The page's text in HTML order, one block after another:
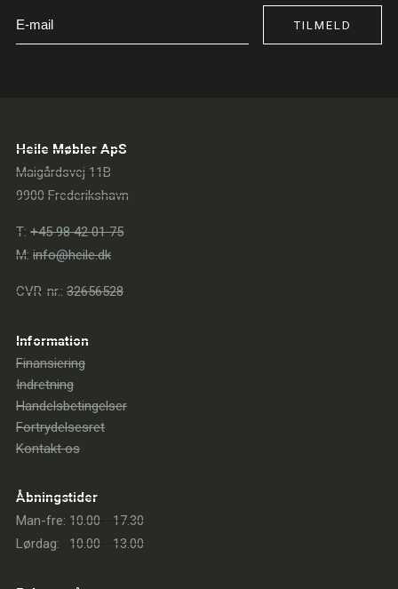
TILMELD
Heile Møbler ApS
Maigårdsvej 11B
9900 Frederikshavn
T: +45 98 42 01 75
M: info@heile.dk
CVR-nr.: 32656528
Information
Finansiering
Indretning
Handelsbetingelser
Fortrydelsesret
Kontakt os
Åbningstider
Man-fre: 10.00 - 17.30
Lørdag:
10.00 - 13.00